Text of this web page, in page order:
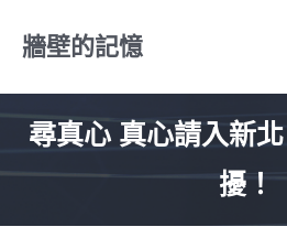
牆壁的記憶
尋真心 真心請入新
擾！